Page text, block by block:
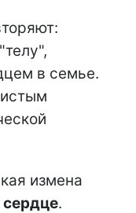
в семье.
измена
сердце.